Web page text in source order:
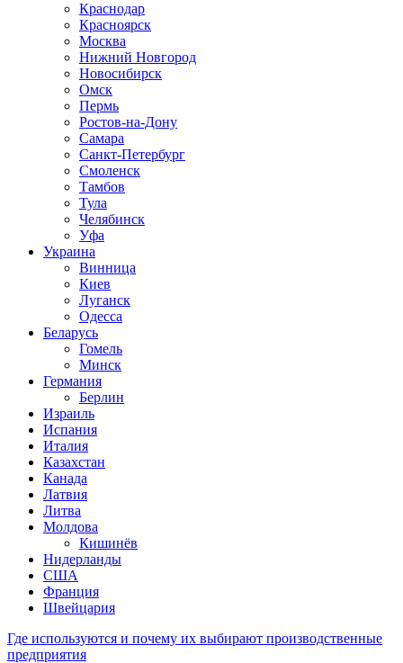
Краснодар
Красноярск
Москва
Нижний Новгород
Новосибирск
Омск
Пермь
Ростов-на-Дону
Самара
Санкт-Петербург
Смоленск
Тамбов
Тула
Челябинск
Уфа
Украина
Винница
Киев
Луганск
Одесса
Беларусь
Гомель
Минск
Германия
Берлин
Израиль
Испания
Италия
Казахстан
Канада
Латвия
Литва
Молдова
Кишинёв
Нидерланды
США
Франция
Швейцария
Где используются и почему их выбирают производственные
предприятия